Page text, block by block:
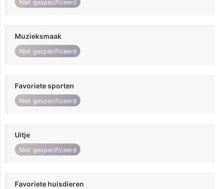
Niet gespecificeerd
Muzieksmaak
Niet gespecificeerd
Favoriete sporten
Niet gespecificeerd
Uitje
Niet gespecificeerd
Favoriete huisdieren